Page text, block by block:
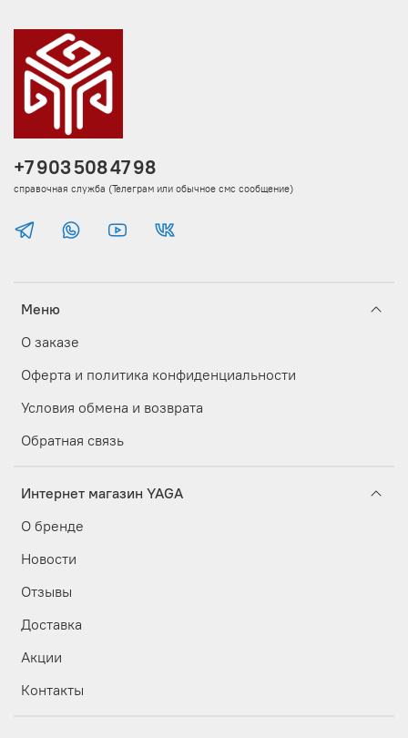
Меню
О заказе
Оферта и политика конфиденциальности
Условия обмена и возврата
Обратная связь
Интернет магазин YAGA
О бренде
Новости
Отзывы
Доставка
Акции
Контакты
+7 903 508 47 98
справочная служба (Телеграм или обычное смс сообщение)